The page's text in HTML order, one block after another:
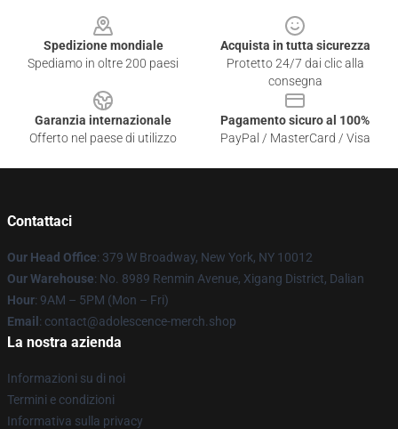
Spedizione mondiale
Spediamo in oltre 200 paesi
Acquista in tutta sicurezza
Protetto 24/7 dai clic alla
consegna
Garanzia internazionale
Offerto nel paese di utilizzo
Pagamento sicuro al 100%
PayPal / MasterCard / Visa
Contattaci
Our Head Office: 379 W Broadway, New York, NY 10012
Our Warehouse: No. 8989 Renmin Avenue, Xigang District, Dalian
Hour: 9AM – 5PM (Mon – Fri)
Email : contact@adolescence-merch.shop
La nostra azienda
Informazioni su di noi
Termini e condizioni
Informativa sulla privacy